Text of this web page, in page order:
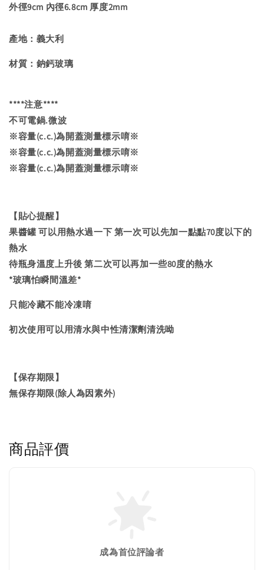
外徑9cm 內徑6.8cm 厚度2mm
產地：義大利
材質：鈉鈣玻璃
****注意****
不可電鍋.微波
※容量(c.c.)為開蓋測量標示唷※
※容量(c.c.)為開蓋測量標示唷※
※容量(c.c.)為開蓋測量標示唷※
【貼心提醒】
果醬罐 可以用熱水過一下 第一次可以先加一點點70度以下的
熱水
待瓶身溫度上升後 第二次可以再加一些80度的熱水
*玻璃怕瞬間溫差*
只能冷藏不能冷凍唷
初次使用可以用清水與中性清潔劑清洗呦
【保存期限】
無保存期限(除人為因素外)
商品評價
成為首位評論者